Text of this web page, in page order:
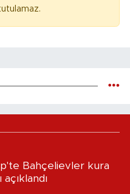
Bahçelievler kura